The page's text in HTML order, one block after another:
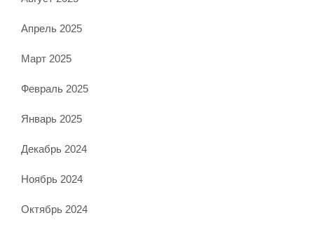
Апрель 2025
Март 2025
Февраль 2025
Январь 2025
Декабрь 2024
Ноябрь 2024
Октябрь 2024